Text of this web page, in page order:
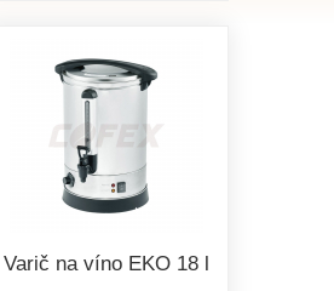
Varič na víno EKO 18 l